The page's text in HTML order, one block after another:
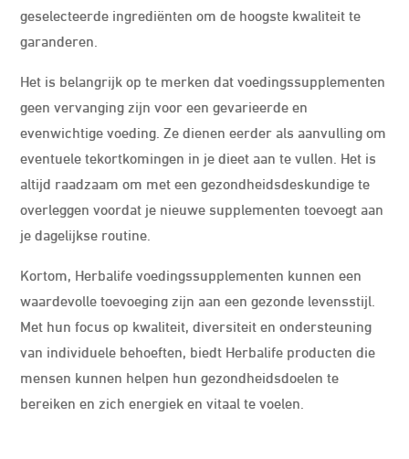
geselecteerde ingrediënten om de hoogste kwaliteit te
garanderen.
Het is belangrijk op te merken dat voedingssupplementen
geen vervanging zijn voor een gevarieerde en
evenwichtige voeding. Ze dienen eerder als aanvulling om
eventuele tekortkomingen in je dieet aan te vullen. Het is
altijd raadzaam om met een gezondheidsdeskundige te
overleggen voordat je nieuwe supplementen toevoegt aan
je dagelijkse routine.
Kortom, Herbalife voedingssupplementen kunnen een
waardevolle toevoeging zijn aan een gezonde levensstijl.
Met hun focus op kwaliteit, diversiteit en ondersteuning
van individuele behoeften, biedt Herbalife producten die
mensen kunnen helpen hun gezondheidsdoelen te
bereiken en zich energiek en vitaal te voelen.